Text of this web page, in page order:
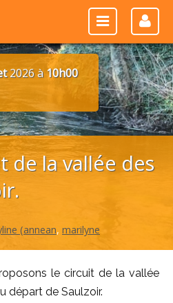
2026 à10h00
de la vallée des
(annean, marilyne
le circuit de la vallée
départ de Saulzoir.